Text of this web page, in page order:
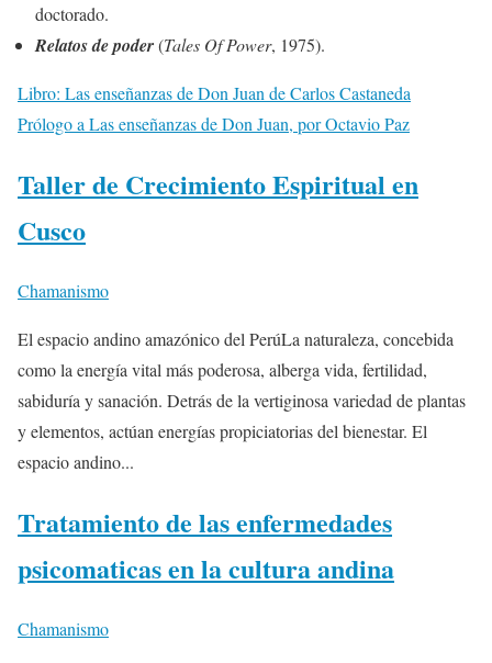
doctorado.
Relatos de poder(Tales Of Power, 1975).
Libro: Las enseñanzas de Don Juan de Carlos Castaneda
Prólogo a Las enseñanzas de Don Juan, por Octavio Paz
Taller de Crecimiento Espiritual en
Cusco
Chamanismo
El espacio andino amazónico del PerúLa naturaleza, concebida
como la energía vital más poderosa, alberga vida, fertilidad,
sabiduría y sanación. Detrás de la vertiginosa variedad de plantas
y elementos, actúan energías propiciatorias del bienestar. El
espacio andino...
Tratamiento de las enfermedades
psicomaticas en la cultura andina
Chamanismo